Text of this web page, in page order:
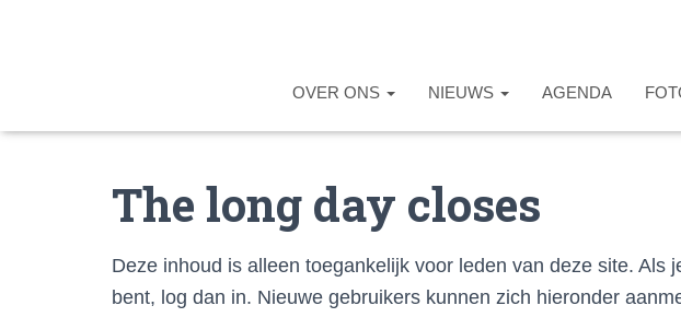
OVER ONS NIEUWS AGENDA
The long day closes
Deze inhoud is alleen toegankelijk voor leden van deze site. Als
bent, log dan in. Nieuwe gebruikers kunnen zich hieronder